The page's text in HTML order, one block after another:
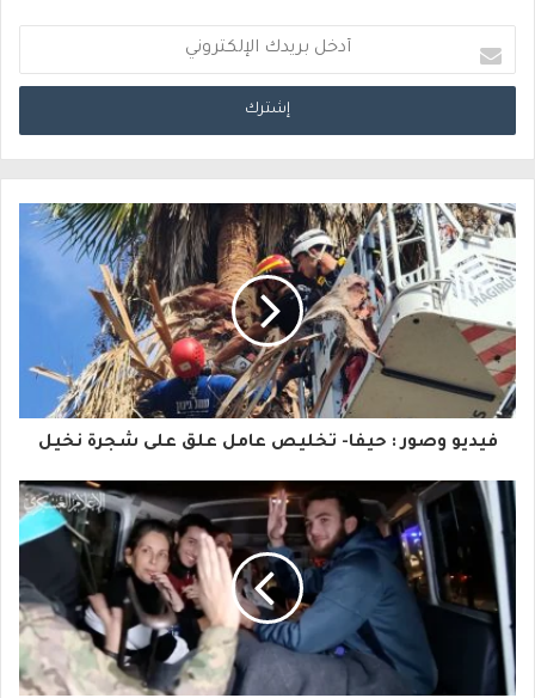
د
خ
ب
ي
د
ك
ا
إ
ك
ت
ر
فيديو وصور : حيفا- تخليص عامل علق على شجرة نخيل